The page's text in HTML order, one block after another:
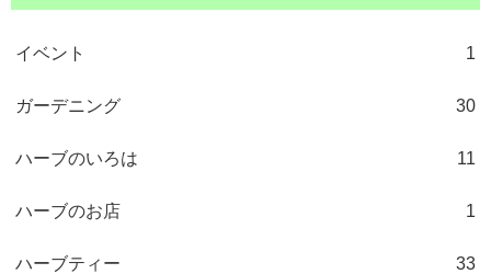
イベント 1
ガーデニング 30
ハーブのいろは 11
ハーブのお店 1
ハーブティー 33